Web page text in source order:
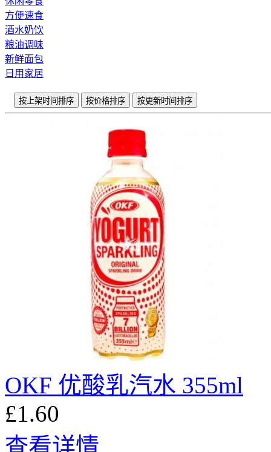
方便速食
酒水奶饮
粮油调味
新鲜面包
日用家居
按上架时间排序 按价格排序 按更新时间排序
OKF 优酸乳汽水 355ml
£1.60
查看详情